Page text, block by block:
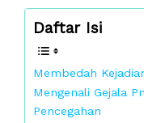
Daftar Isi
Membedah
Mengenali Gejala
Pencegahan